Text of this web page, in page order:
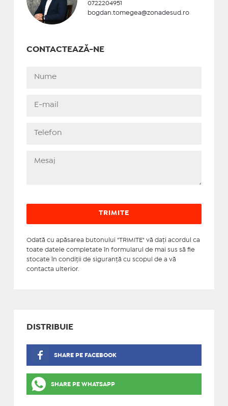
0722204951
bogdan.tomegea@zonadesud.ro
CONTACTEAZĂ-NE
Odată cu apăsarea butonului "TRIMITE" vă daţi acordul ca
toate datele completate în formularul de mai sus să fie
stocate în condiţii de siguranţă cu scopul de a vă
contacta ulterior.
DISTRIBUIE
SHARE PE FACEBOOK
SHARE PE WHATSAPP